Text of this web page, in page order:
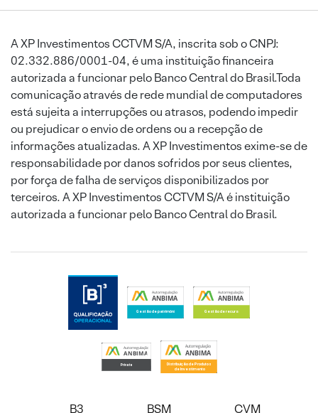
A XP Investimentos CCTVM S/A, inscrita sob o CNPJ:
02.332.886/0001-04, é uma instituição financeira
autorizada a funcionar pelo Banco Central do Brasil.Toda
comunicação através de rede mundial de computadores
está sujeita a interrupções ou atrasos, podendo impedir
ou prejudicar o envio de ordens ou a recepção de
informações atualizadas. A XP Investimentos exime-se de
responsabilidade por danos sofridos por seus clientes,
por força de falha de serviços disponibilizados por
terceiros. A XP Investimentos CCTVM S/A é instituição
autorizada a funcionar pelo Banco Central do Brasil.
B3 BSM CVM